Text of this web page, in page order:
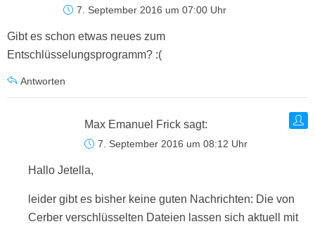
7. September 2016 um 07:00 Uhr
Gibt es schon etwas neues zum
Entschlüsselungsprogramm? :(
Antworten
Max Emanuel Frick sagt:
7. September 2016 um 08:12 Uhr
Hallo Jetella,
leider gibt es bisher keine guten Nachrichten: Die von
Cerber verschlüsselten Dateien lassen sich aktuell mit